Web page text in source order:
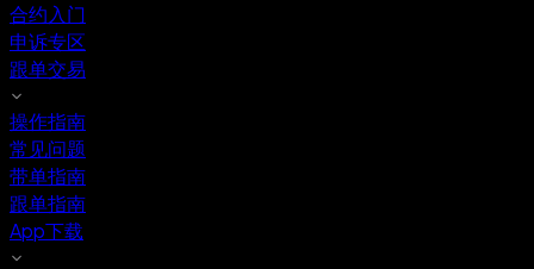
合约入门
申诉专区
跟单交易
操作指南
常见问题
带单指南
跟单指南
App下载